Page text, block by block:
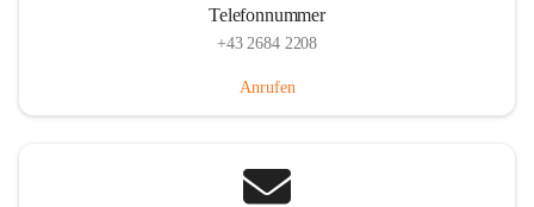
Telefonnummer
+43 2684 2208
Anrufen